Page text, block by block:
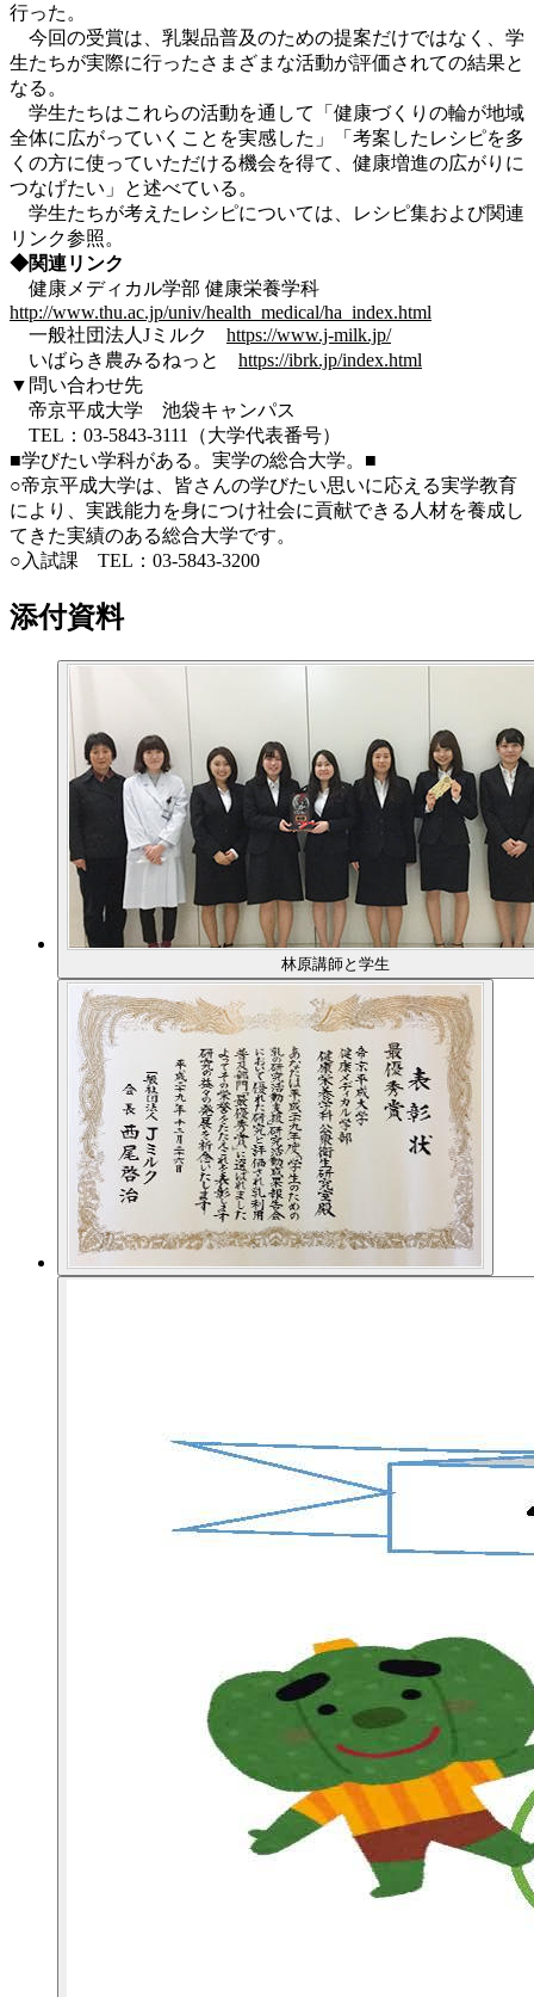
行った。
今回の受賞は、乳製品普及のための提案だけではなく、学
生たちが実際に行ったさまざまな活動が評価されての結果と
なる。
学生たちはこれらの活動を通して「健康づくりの輪が地域
全体に広がっていくことを実感した」「考案したレシピを多
くの方に使っていただける機会を得て、健康増進の広がりに
つなげたい」と述べている。
学生たちが考えたレシピについては、レシピ集および関連
リンク参照。
◆関連リンク
健康メディカル学部 健康栄養学科
http://www.thu.ac.jp/univ/health_medical/ha_index.html
一般社団法人Jミルク https://www.j-milk.jp/
いばらき農みるねっと https://ibrk.jp/index.html
▼問い合わせ先
帝京平成大学 池袋キャンパス
TEL：03-5843-3111（大学代表番号）
■学びたい学科がある。実学の総合大学。■
○帝京平成大学は、皆さんの学びたい思いに応える実学教育
により、実践能力を身につけ社会に貢献できる人材を養成し
てきた実績のある総合大学です。
○入試課 TEL：03-5843-3200
添付資料
林原講師と学生